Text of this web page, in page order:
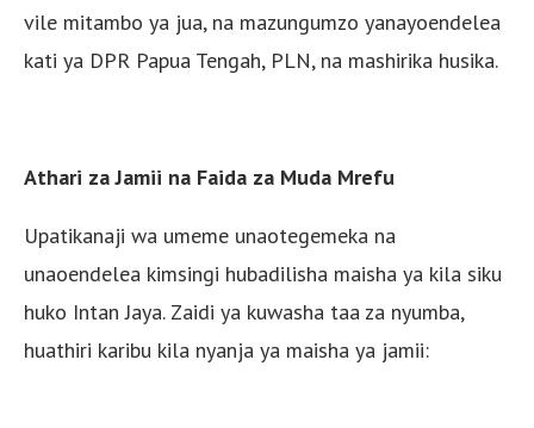
vile mitambo ya jua, na mazungumzo yanayoendelea
kati ya DPR Papua Tengah, PLN, na mashirika husika.
Athari za Jamii na Faida za Muda Mrefu
Upatikanaji wa umeme unaotegemeka na
unaoendelea kimsingi hubadilisha maisha ya kila siku
huko Intan Jaya. Zaidi ya kuwasha taa za nyumba,
huathiri karibu kila nyanja ya maisha ya jamii: